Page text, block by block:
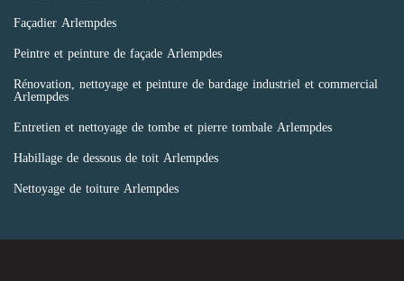
Façadier Arlempdes
Peintre et peinture de façade Arlempdes
Rénovation, nettoyage et peinture de bardage industriel et commercial
Arlempdes
Entretien et nettoyage de tombe et pierre tombale Arlempdes
Habillage de dessous de toit Arlempdes
Nettoyage de toiture Arlempdes